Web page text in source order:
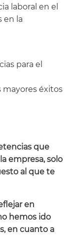
laboral en el
en la
para el
mayores éxitos
que
empresa, solo
al que te
en
hemos ido
en cuanto a